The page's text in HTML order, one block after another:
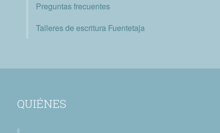
Preguntas frecuentes
Talleres de escritura Fuentetaja
QUIÉNES